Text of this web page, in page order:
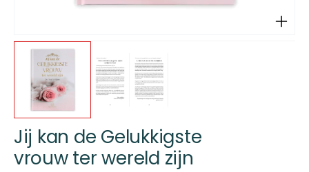
Jij kan de Gelukkigste
vrouw ter wereld zijn